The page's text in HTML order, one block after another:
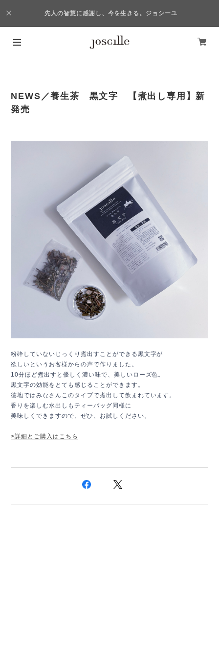
先人の智慧に感謝し、今を生きる。ジョシーユ
NEWS／養生茶 黒文字 【煮出し専用】新
発売
粉砕していないじっくり煮出すことができる黒文字が
欲しいというお客様からの声で作りました。
10分ほど煮出すと優しく濃い味で、美しいローズ色。
黒文字の効能をとても感じることができます。
徳地ではみなさんこのタイプで煮出して飲まれています。
香りを楽しむ水出しもティーバッグ同様に
美味しくできますので、ぜひ、お試しください。
>詳細とご購入はこちら